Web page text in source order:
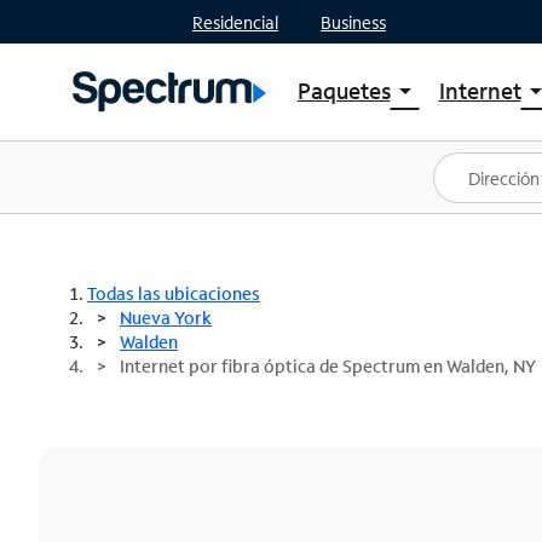
Residencial Business
Paquetesarrow_drop_down
Ver paquetes
Spectrum One
Mejores ofertas
Internetarrow_drop_down
Planes
Todas las ubicaciones
Nueva York
Walden
Internet por fibra óptica de Spectrum en Walden, NY